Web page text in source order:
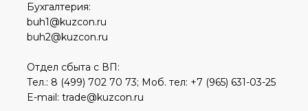
Бухгалтерия:
buh1@kuzcon.ru
buh2@kuzcon.ru
Отдел сбыта с ВП:
Тел.: 8 (499) 702 70 73; Моб. тел: +7 (965) 631-03-25
E-mail: trade@kuzcon.ru